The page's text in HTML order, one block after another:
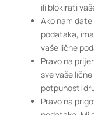
ili blokirati
Ako nam
podataka,
vaše lične
Pravo na
sve vaše
potpunosti
Pravo na